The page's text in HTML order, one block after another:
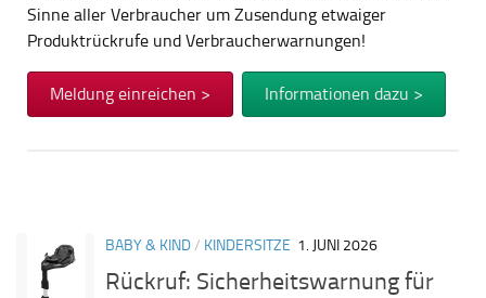
Sinne aller Verbraucher um Zusendung etwaiger
Produktrückrufe und Verbraucherwarnungen!
Meldung einreichen > Informationen dazu >
BABY & KIND/ KINDERSITZE 1. JUNI 2026
Rückruf: Sicherheitswarnung für